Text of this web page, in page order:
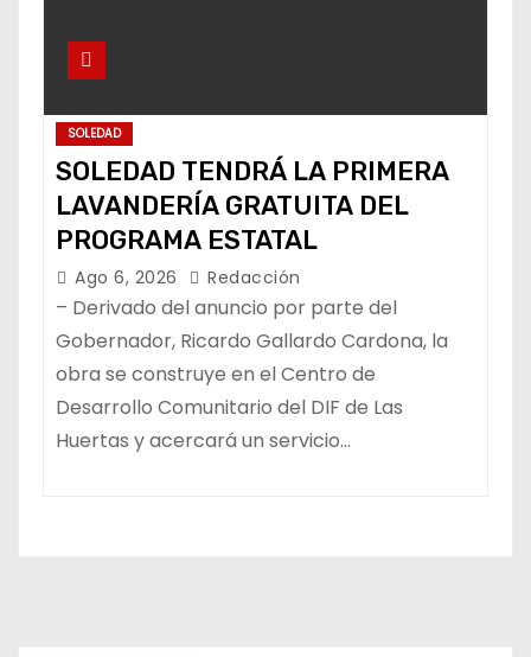
SOLEDAD
SOLEDAD TENDRÁ LA PRIMERA
LAVANDERÍA GRATUITA DEL
PROGRAMA ESTATAL
Ago 6, 2026 Redacción
– Derivado del anuncio por parte del
Gobernador, Ricardo Gallardo Cardona, la
obra se construye en el Centro de
Desarrollo Comunitario del DIF de Las
Huertas y acercará un servicio…